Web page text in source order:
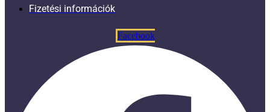
Fizetési információk
Facebook